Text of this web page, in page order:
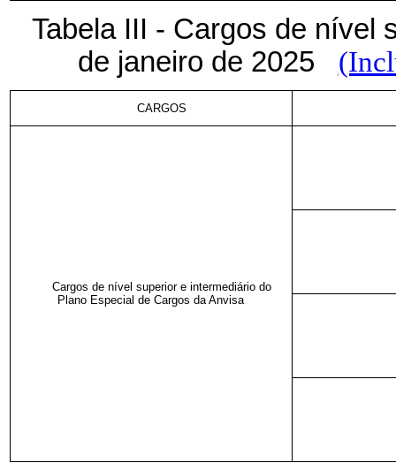
Tabela III - Cargos de nível
de janeiro de 2025
CARGOS
Cargos de nível superior e intermediário do
Plano Especial de Cargos da Anvisa